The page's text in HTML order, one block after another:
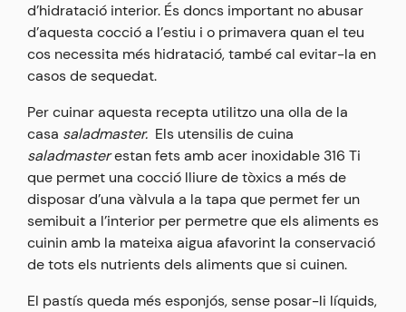
d’hidratació interior. És doncs important no abusar
d’aquesta cocció a l’estiu i o primavera quan el teu
cos necessita més hidratació, també cal evitar-la en
casos de sequedat.
Per cuinar aquesta recepta utilitzo una olla de la
casa saladmaster. Els utensilis de cuina
saladmasterestan fets amb acer inoxidable 316 Ti
que permet una cocció lliure de tòxics a més de
disposar d’una vàlvula a la tapa que permet fer un
semibuit a l’interior per permetre que els aliments es
cuinin amb la mateixa aigua afavorint la conservació
de tots els nutrients dels aliments que si cuinen.
El pastís queda més esponjós, sense posar-li líquids,